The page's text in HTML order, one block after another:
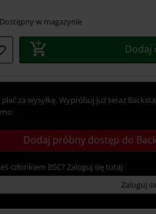
Dostępny w magazynie
Dodaj
płać za wysyłkę. Wypróbuj już teraz
Dodaj próbny dostęp do
członkiem BSC? Zaloguj się tutaj:
Zaloguj